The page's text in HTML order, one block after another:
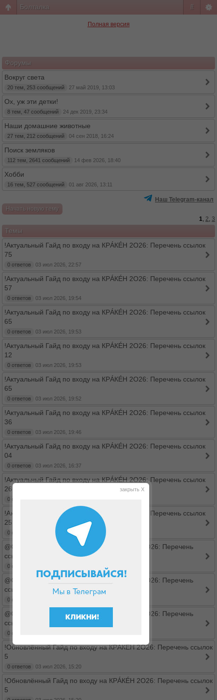
#
Болталка
Полная версия
Форумы
Вокруг света
20 тем, 253 сообщений 27 май 2019, 13:03
Ох, уж эти детки!
8 тем, 47 сообщений 24 дек 2019, 23:34
Наши домашние животные
27 тем, 212 сообщений 04 сен 2018, 16:24
Поиск земляков
112 тем, 2641 сообщений 14 фев 2026, 18:40
Хобби
16 тем, 527 сообщений 01 авг 2026, 13:11
Наш Telegram-канал
Начать новую тему
1, 2, 3
Темы
!Актуальный Гайд по входу на КРÁКÉН 2O26: Перечень ссылок
75
0 ответов 03 июл 2026, 22:57
!Актуальный Гайд по входу на КРÁКÉН 2O26: Перечень ссылок
57
0 ответов 03 июл 2026, 19:54
!Актуальный Гайд по входу на КРÁКÉН 2O26: Перечень ссылок
65
0 ответов 03 июл 2026, 19:53
!Актуальный Гайд по входу на КРÁКÉН 2O26: Перечень ссылок
12
0 ответов 03 июл 2026, 19:53
!Актуальный Гайд по входу на КРÁКÉН 2O26: Перечень ссылок
65
0 ответов 03 июл 2026, 19:52
!Актуальный Гайд по входу на КРÁКÉН 2O26: Перечень ссылок
36
0 ответов 03 июл 2026, 19:46
!Актуальный Гайд по входу на КРÁКÉН 2O26: Перечень ссылок
04
0 ответов 03 июл 2026, 16:37
!Актуальный Гайд по входу на КРÁКÉН 2O26: Перечень ссылок
26
0 ответов
!Актуальный Гайд по входу на КРÁКÉН 2O26: Перечень ссылок
25
0 ответов 03 июл 2026, 15:53
@Обновлённый Гайд по входу на КРÁКÉН 2O26: Перечень
ссылок 2
0 ответов
@Обновлённый Гайд по входу на КРÁКÉН 2O26: Перечень
ссылок 7
0 ответов
@Обновлённый Гайд по входу на КРÁКÉН 2O26: Перечень
ссылок
0 ответов
!Обновлённый Гайд по входу на КРÁКÉН 2O26: Перечень ссылок
5
0 ответов 03 июл 2026, 15:20
!Обновлённый Гайд по входу на КРÁКÉН 2O26: Перечень ссылок
5
закрыть X